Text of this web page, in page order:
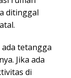
ditinggal
ada tetangga
Jika ada
di